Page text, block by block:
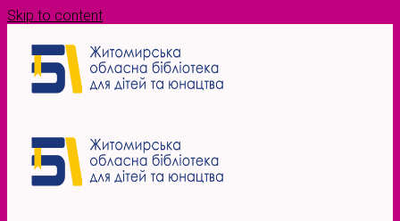
Skip to content